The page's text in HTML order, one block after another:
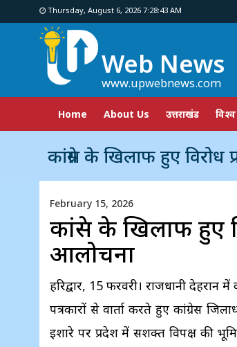
Thursday, August 6, 2026 7:28:44 AM
Web News
www.upwebnews.com
Home About Us उत्तराखंड विश्व
कांग्रेस के खिलाफ हुए विरोध
February 15, 2026
कांग्रेस के खिलाफ हुए
आलोचना
हरिद्वार, 15 फरवरी। राजधानी
पत्रकारों से वार्ता करते हुए कांग्रेस
इशारे पर प्रदेश में सशक्त विपक्ष की